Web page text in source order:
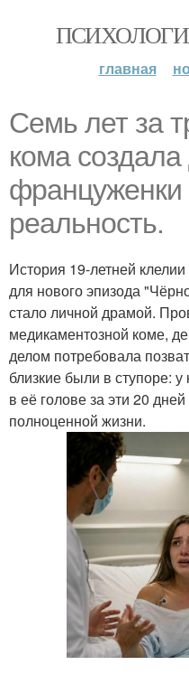
главная
Семь лет за
кома создала
реальность.
История 19-летней
для нового эпизода
стало личной драмой.
медикаментозной коме,
делом потребовала
близкие были в ступоре:
в её голове за эти 20
полноценной жизни.